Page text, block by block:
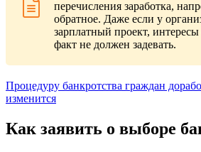
перечисления заработка,
обратное. Даже если у
зарплатный проект, интересы
факт не должен задевать.
Процедуру банкротства граждан
изменится
Как заявить о выборе